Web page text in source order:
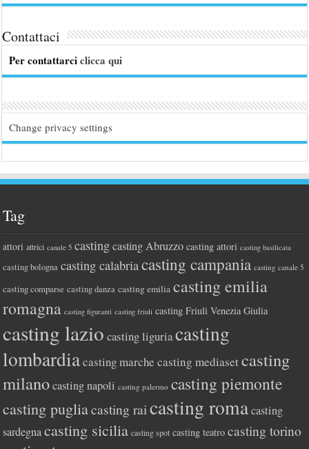
Contattaci
Per contattarciclicca qui
Change privacy settings
Tag
attori attrici canale 5 casting casting Abruzzo casting attori casting basilicata
casting bologna casting calabriacasting campania casting canale 5
casting comparse casting danza casting emilia casting emilia
romagna casting figuranti casting friuli casting Friuli Venezia Giulia
casting lazio casting liguriacasting
lombardiacasting marche casting mediasetcasting
milano casting napoli casting palermo casting piemonte
casting pugliacasting raicasting roma casting
sardegna casting sicilia casting spot casting teatro casting torino